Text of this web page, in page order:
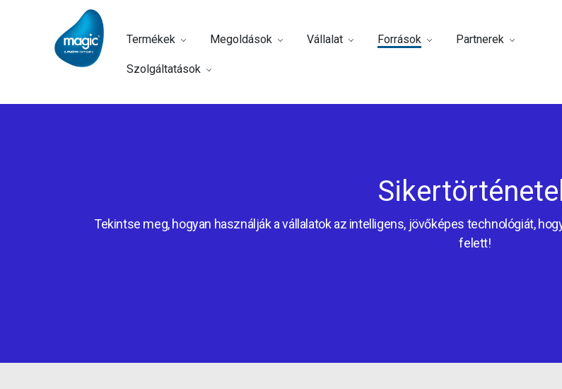
Termékek Megoldások Vállalat Források Partnerek
Szolgáltatások
Tekintse meg, hogyan használják a vállalatok az intelligens, jövőképes technológiát,
felett!